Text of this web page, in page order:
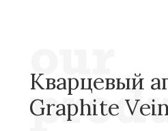
Кварцевый
Graphite